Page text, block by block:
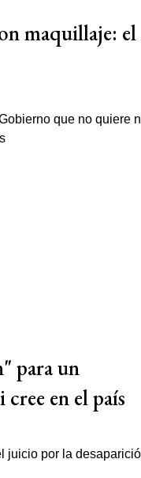
maquillaje: el
para un
en el país